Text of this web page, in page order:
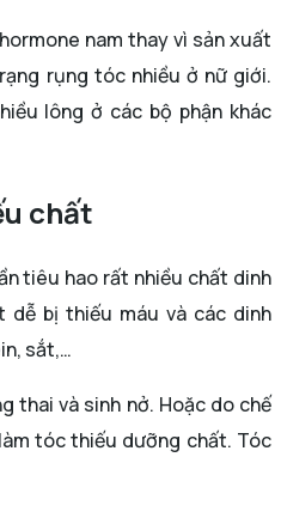
nam thay vì sản xuất
rụng tóc nhiều ở nữ giới.
lông ở các bộ phận khác
chất
tiêu hao rất nhiều chất dinh
dễ bị thiếu máu và các dinh
sắt,…
thai và sinh nở. Hoặc do chế
tóc thiếu dưỡng chất. Tóc